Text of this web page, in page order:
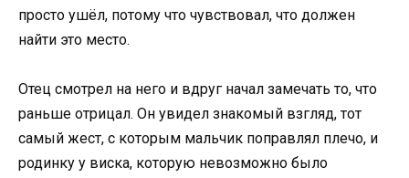
просто ушёл, потому что чувствовал, что должен
найти это место.
Отец смотрел на него и вдруг начал замечать то, что
раньше отрицал. Он увидел знакомый взгляд, тот
самый жест, с которым мальчик поправлял плечо, и
родинку у виска, которую невозможно было